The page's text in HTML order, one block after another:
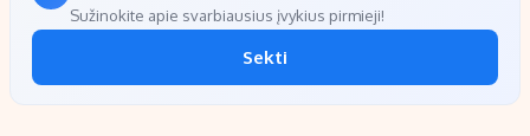
Sužinokite apie svarbiausius įvykius pirmieji!
Sekti